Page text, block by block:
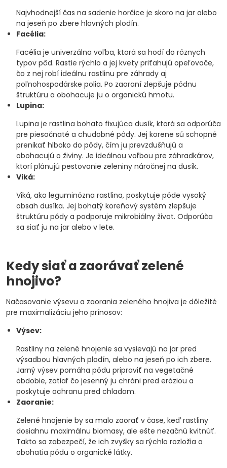
Najvhodnejší čas na sadenie horčice je skoro na jar alebo
na jeseň po zbere hlavných plodín.
Facélia:
Facélia je univerzálna voľba, ktorá sa hodí do rôznych
typov pôd. Rastie rýchlo a jej kvety priťahujú opeľovače,
čo z nej robí ideálnu rastlinu pre záhrady aj
poľnohospodárske polia. Po zaoraní zlepšuje pôdnu
štruktúru a obohacuje ju o organickú hmotu.
Lupina:
Lupina je rastlina bohato fixujúca dusík, ktorá sa odporúča
pre piesočnaté a chudobné pôdy. Jej korene sú schopné
prenikať hlboko do pôdy, čím ju prevzdušňujú a
obohacujú o živiny. Je ideálnou voľbou pre záhradkárov,
ktorí plánujú pestovanie zeleniny náročnej na dusík.
Viká:
Viká, ako leguminózna rastlina, poskytuje pôde vysoký
obsah dusíka. Jej bohatý koreňový systém zlepšuje
štruktúru pôdy a podporuje mikrobiálny život. Odporúča
sa siať ju na jar alebo v lete.
Kedy siať a zaorávať zelené
hnojivo?
Načasovanie výsevu a zaorania zeleného hnojiva je dôležité
pre maximalizáciu jeho prínosov:
Výsev:
Rastliny na zelené hnojenie sa vysievajú na jar pred
výsadbou hlavných plodín, alebo na jeseň po ich zbere.
Jarný výsev pomáha pôdu pripraviť na vegetačné
obdobie, zatiaľ čo jesenný ju chráni pred eróziou a
poskytuje ochranu pred chladom.
Zaoranie:
Zelené hnojenie by sa malo zaorať v čase, keď rastliny
dosiahnu maximálnu biomasy, ale ešte nezačnú kvitnúť.
Takto sa zabezpečí, že ich zvyšky sa rýchlo rozložia a
obohatia pôdu o organické látky.